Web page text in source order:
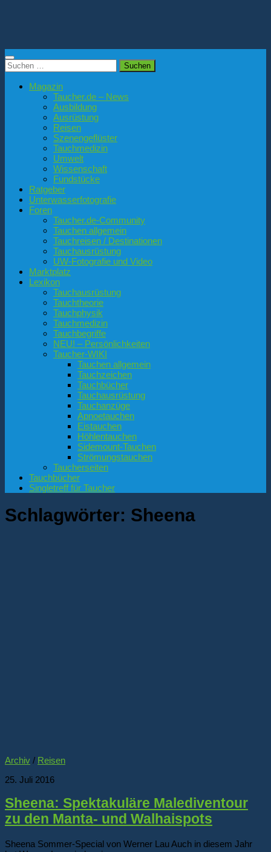
Suchen
nach:
Magazin
Taucher.de – News
Ausbildung
Ausrüstung
Reisen
Szenengeflüster
Tauchmedizin
Umwelt
Wissenschaft
Fundstücke
Ratgeber
Unterwasserfotografie
Foren
Taucher.de-Community
Tauchen allgemein
Tauchreisen / Destinationen
Tauchausrüstung
UW-Fotografie und Video
Marktplatz
Lexikon
Tauchausrüstung
Tauchtheorie
Tauchphysik
Tauchmedizin
Tauchbegriffe
NEU! – Persönlichkeiten
Taucher-WIKI
Tauchen allgemein
Tauchzeichen
Tauchbücher
Tauchausrüstung
Tauchanzüge
Apnoetauchen
Eistauchen
Höhlentauchen
Sidemount-Tauchen
Strömungstauchen
Taucherseiten
Tauchbücher
Singletreff für Taucher
Schlagwörter: Sheena
Archiv / Reisen
25. Juli 2016
Sheena: Spektakuläre Malediventour
zu den Manta- und Walhaispots
Sheena Sommer-Special von Werner Lau Auch in diesem Jahr